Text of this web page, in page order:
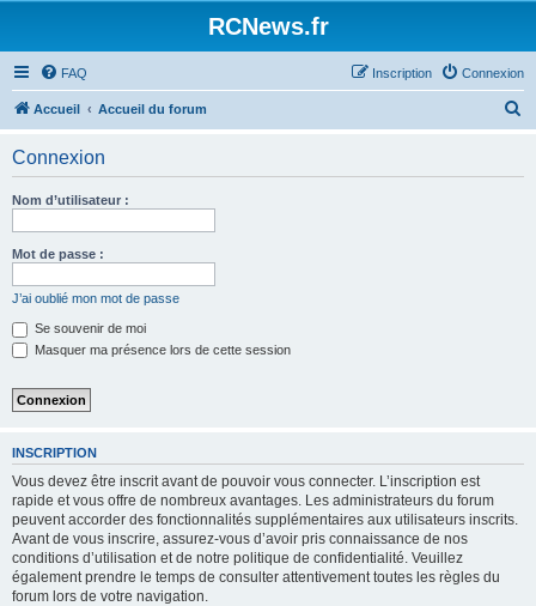
RCNews.fr
FAQ Connexion
Inscription
Accueil Accueil du forum
Connexion
Nom d’utilisateur :
Mot de passe :
J’ai oublié mon mot de passe
Se souvenir de moi
Masquer ma présence lors de cette session
INSCRIPTION
Vous devez être inscrit avant de pouvoir vous connecter. L’inscription est
rapide et vous offre de nombreux avantages. Les administrateurs du forum
peuvent accorder des fonctionnalités supplémentaires aux utilisateurs inscrits.
Avant de vous inscrire, assurez-vous d’avoir pris connaissance de nos
conditions d’utilisation et de notre politique de confidentialité. Veuillez
également prendre le temps de consulter attentivement toutes les règles du
forum lors de votre navigation.
Panneau de gestion des cookies